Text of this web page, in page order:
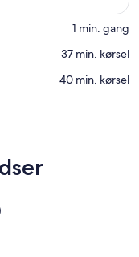
‪1 min. gang‬
‪37 min. kørsel‬
‪40 min. kørsel‬